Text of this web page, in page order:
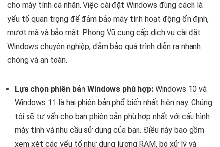
cho máy tính cá nhân. Việc cài đặt Windows đúng cách là
yếu tố quan trọng để đảm bảo máy tính hoạt động ổn định,
mượt mà và bảo mật. Phong Vũ cung cấp dịch vụ cài đặt
Windows chuyên nghiệp, đảm bảo quá trình diễn ra nhanh
chóng và an toàn.
Lựa chọn phiên bản Windows phù hợp: Windows 10 và
Windows 11 là hai phiên bản phổ biến nhất hiện nay. Chúng
tôi sẽ tư vấn cho bạn phiên bản phù hợp nhất với cấu hình
máy tính và nhu cầu sử dụng của bạn. Điều này bao gồm
xem xét các yếu tố như dung lượng RAM, bộ xử lý và